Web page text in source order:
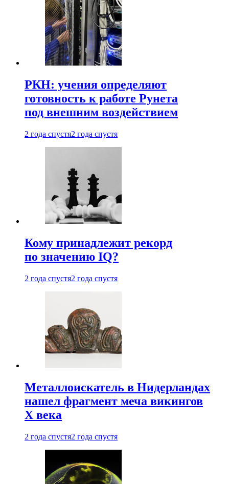
РКН: учения определяют
готовность к работе Рунета
под внешним воздействием
2 года спустя2 года спустя
Кому принадлежит рекорд
по значению IQ?
2 года спустя2 года спустя
Металлоискатель в Нидерландах
нашел фрагмент меча викингов
X века
2 года спустя2 года спустя